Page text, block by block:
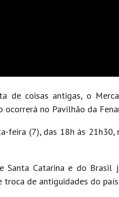
de coisas antigas, o
no Pavilhão da
feira (7), das 18h às
Catarina e do Brasil
troca de antiguidades do